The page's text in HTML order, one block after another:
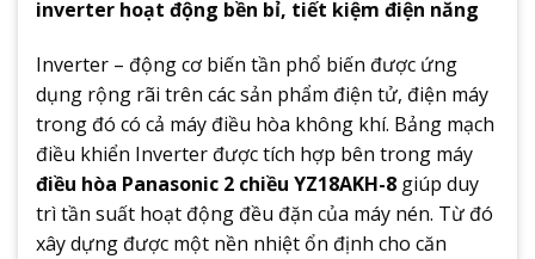
inverter hoạt động bền bỉ, tiết kiệm điện năng
Inverter – động cơ biến tần phổ biến được ứng
dụng rộng rãi trên các sản phẩm điện tử, điện máy
trong đó có cả máy điều hòa không khí. Bảng mạch
điều khiển Inverter được tích hợp bên trong máy
điều hòa Panasonic 2 chiều YZ18AKH-8 giúp duy
trì tần suất hoạt động đều đặn của máy nén. Từ đó
xây dựng được một nền nhiệt ổn định cho căn